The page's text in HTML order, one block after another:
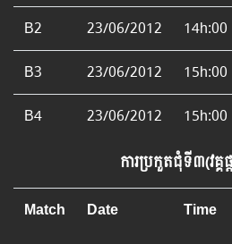
B2
23/06/2012 14h:00
B3
23/06/2012 15h:00
B4
23/06/2012 15h:00
ការ​ប្រកួត​ជុំទី៣(វគ្គ
Match
Date Time